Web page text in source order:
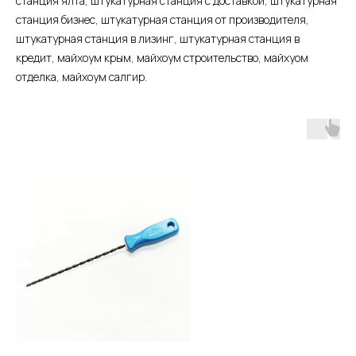
станция бизнес, штукатурная станция от производителя,
штукатурная станция в лизинг, штукатурная станция в
кредит, майхоум крым, майхоум строительство, майхуом
отделка, майхоум салгир.